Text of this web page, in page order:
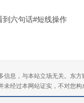
到六句话#短线操作
息，与本站立场无关。东
经过本网站证实，不对您